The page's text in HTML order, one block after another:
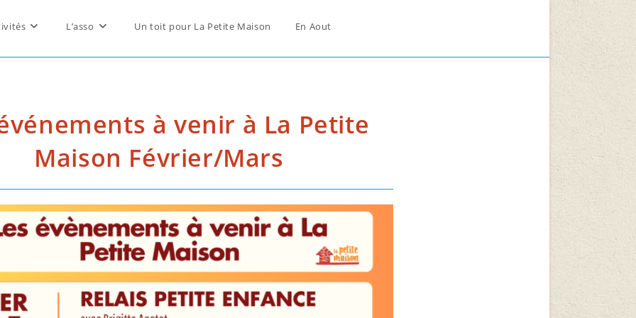
L’asso Un toit pour La Petite Maison En Aout
à venir à La Petite
Maison Février/Mars